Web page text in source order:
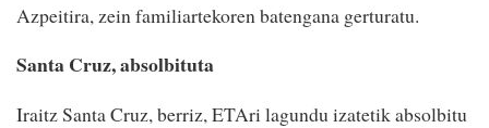
Azpeitira, zein familiartekoren batengana gerturatu.
Santa Cruz, absolbituta
Iraitz Santa Cruz, berriz, ETAri lagundu izatetik absolbitu